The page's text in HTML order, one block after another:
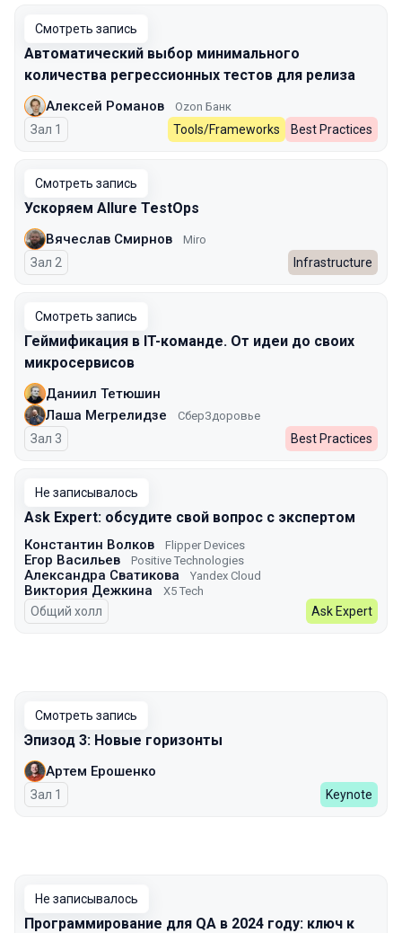
Смотреть запись
Автоматический выбор минимального
количества регрессионных тестов для релиза
Алексей Романов Ozon Банк
Зал 1 Tools/Frameworks Best Practices
Смотреть запись
Ускоряем Allure TestOps
Вячеслав Смирнов Miro
Зал 2 Infrastructure
Смотреть запись
Геймификация в IT-команде. От идеи до своих
микросервисов
Даниил Тетюшин
Лаша Мегрелидзе
СберЗдоровье
Зал 3 Best Practices
Не записывалось
Ask Expert: обсудите свой вопрос с экспертом
Константин Волков Flipper Devices
Егор Васильев Positive Technologies
Александра Сватикова Yandex Cloud
Виктория Дежкина X5 Tech
Общий холл Ask Expert
Смотреть запись
Эпизод 3: Новые горизонты
Артем Ерошенко
Зал 1 Keynote
Не записывалось
Программирование для QA в 2024 году: ключ к